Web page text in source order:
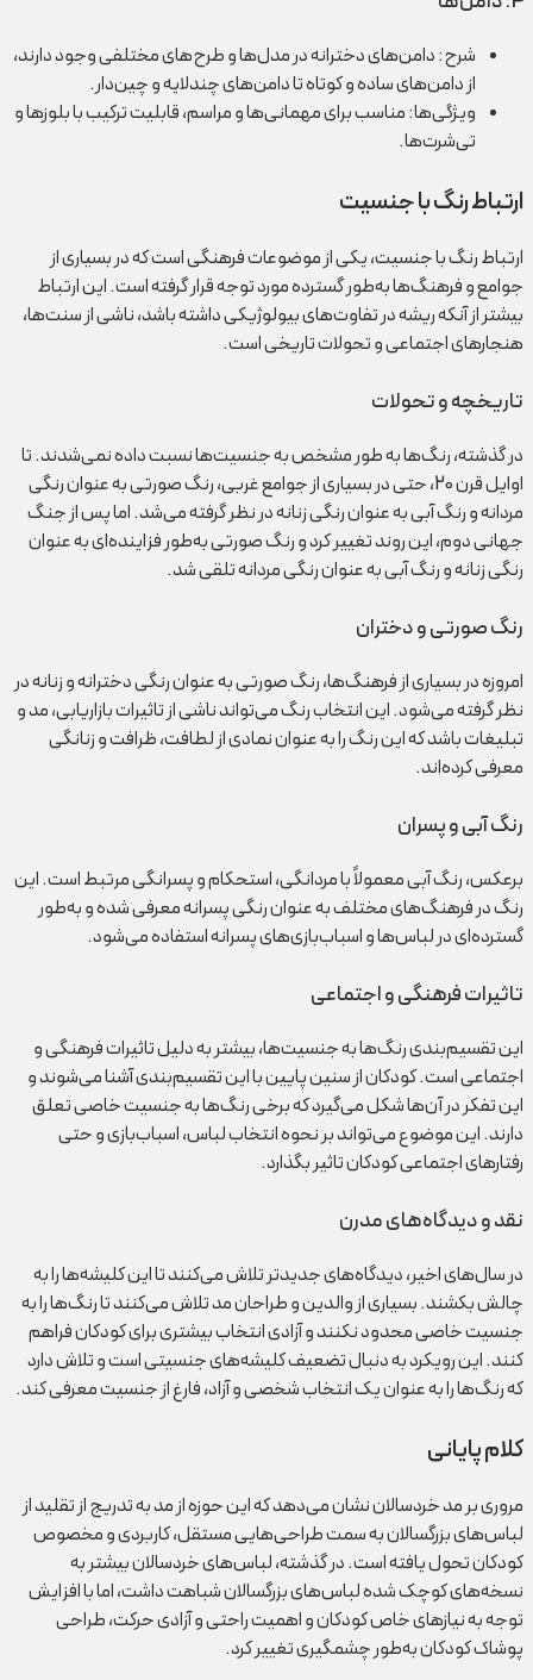
شرح: دامن‌های دخترانه در مدل‌ها و طرح‌های مختلفی وجود دارند،
از دامن‌های ساده و کوتاه تا دامن‌های چندلایه و چین‌دار.
ویژگی‌ها: مناسب برای مهمانی‌ها و مراسم، قابلیت ترکیب با بلوزها و
تی‌شرت‌ها.
ارتباط رنگ با جنسیت
ارتباط رنگ با جنسیت، یکی از موضوعات فرهنگی است که در بسیاری از
جوامع و فرهنگ‌ها به‌طور گسترده مورد توجه قرار گرفته است. این ارتباط
بیشتر از آنکه ریشه در تفاوت‌های بیولوژیکی داشته باشد، ناشی از سنت‌ها،
هنجارهای اجتماعی و تحولات تاریخی است.
تاریخچه و تحولات
در گذشته، رنگ‌ها به طور مشخص به جنسیت‌ها نسبت داده نمی‌شدند. تا
اوایل قرن 20، حتی در بسیاری از جوامع غربی، رنگ صورتی به عنوان رنگی
مردانه و رنگ آبی به عنوان رنگی زنانه در نظر گرفته می‌شد. اما پس از جنگ
جهانی دوم، این روند تغییر کرد و رنگ صورتی به‌طور فزاینده‌ای به عنوان
رنگی زنانه و رنگ آبی به عنوان رنگی مردانه تلقی شد.
رنگ صورتی و دختران
امروزه در بسیاری از فرهنگ‌ها، رنگ صورتی به عنوان رنگی دخترانه و زنانه در
نظر گرفته می‌شود. این انتخاب رنگ می‌تواند ناشی از تاثیرات بازاریابی، مد و
تبلیغات باشد که این رنگ را به عنوان نمادی از لطافت، ظرافت و زنانگی
معرفی کرده‌اند.
رنگ آبی و پسران
برعکس، رنگ آبی معمولاً با مردانگی، استحکام و پسرانگی مرتبط است. این
رنگ در فرهنگ‌های مختلف به عنوان رنگی پسرانه معرفی شده و به‌طور
گسترده‌ای در لباس‌ها و اسباب‌بازی‌های پسرانه استفاده می‌شود.
تاثیرات فرهنگی و اجتماعی
این تقسیم‌بندی رنگ‌ها به جنسیت‌ها، بیشتر به دلیل تاثیرات فرهنگی و
اجتماعی است. کودکان از سنین پایین با این تقسیم‌بندی آشنا می‌شوند و
این تفکر در آن‌ها شکل می‌گیرد که برخی رنگ‌ها به جنسیت خاصی تعلق
دارند. این موضوع می‌تواند بر نحوه انتخاب لباس، اسباب‌بازی و حتی
رفتارهای اجتماعی کودکان تاثیر بگذارد.
نقد و دیدگاه‌های مدرن
در سال‌های اخیر، دیدگاه‌های جدیدتر تلاش می‌کنند تا این کلیشه‌ها را به
چالش بکشند. بسیاری از والدین و طراحان مد تلاش می‌کنند تا رنگ‌ها را به
جنسیت خاصی محدود نکنند و آزادی انتخاب بیشتری برای کودکان فراهم
کنند. این رویکرد به دنبال تضعیف کلیشه‌های جنسیتی است و تلاش دارد
که رنگ‌ها را به عنوان یک انتخاب شخصی و آزاد، فارغ از جنسیت معرفی کند.
کلام پایانی
مروری بر مد خردسالان نشان می‌دهد که این حوزه از مد به تدریج از تقلید از
لباس‌های بزرگسالان به سمت طراحی‌هایی مستقل، کاربردی و مخصوص
کودکان تحول یافته است. در گذشته، لباس‌های خردسالان بیشتر به
نسخه‌های کوچک شده لباس‌های بزرگسالان شباهت داشت، اما با افزایش
توجه به نیازهای خاص کودکان و اهمیت راحتی و آزادی حرکت، طراحی
پوشاک کودکان به‌طور چشمگیری تغییر کرد.